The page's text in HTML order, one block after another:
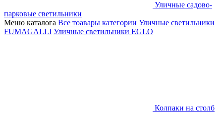
Уличные садово-
парковые светильники
Меню каталога Все тоавары категории Уличные светильники
FUMAGALLI Уличные светильники EGLO
Колпаки на столб